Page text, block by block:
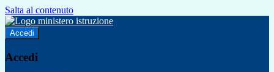
Salta al contenuto
Accedi
Accedi